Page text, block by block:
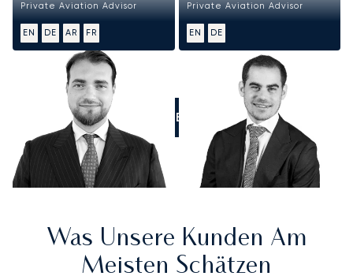
Private Aviation Advisor
EN DE AR FR
Private Aviation Advisor
EN DE
RUFEN SIE UNS AN
Was Unsere Kunden Am
Meisten Schätzen